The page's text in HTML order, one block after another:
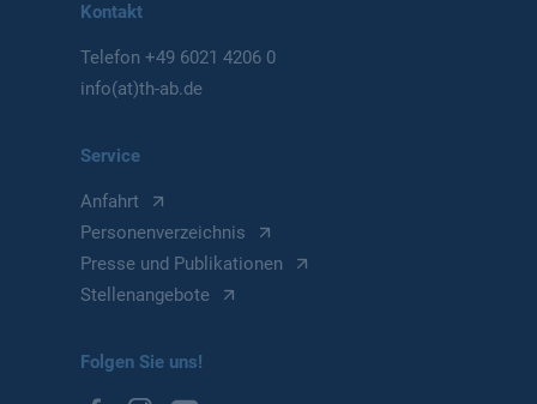
Kontakt
Telefon+49 6021 4206 0
info(at)th-ab.de
Service
Anfahrt
Personenverzeichnis
Presse und Publikationen
Stellenangebote
Folgen Sie uns!